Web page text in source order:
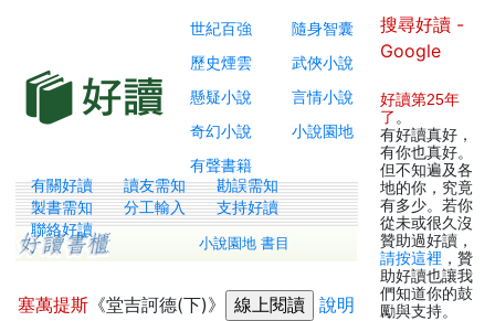
世紀百強
隨身智囊
歷史煙雲
武俠小說
懸疑小說
言情小說
奇幻小說
小說園地
有聲書籍
有關好讀 讀友需知
勘誤需知
製書需知
分工輸入
支持好讀
聯絡好讀
小說園地 書目
塞萬提斯 《堂吉訶德(下)》 說明
搜尋好讀 -
Google
好讀第25年
了 。
有好讀真好，
有你也真好。
但不知遍及各
地的你，究竟
有多少。若你
從未或很久沒
贊助過好讀，
請按這裡 ，贊
助好讀也讓我
們知道你的鼓
勵與支持。